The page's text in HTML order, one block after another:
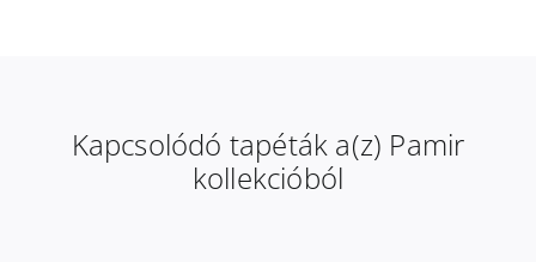
Kapcsolódó tapéták a(z) Pamir
kollekcióból